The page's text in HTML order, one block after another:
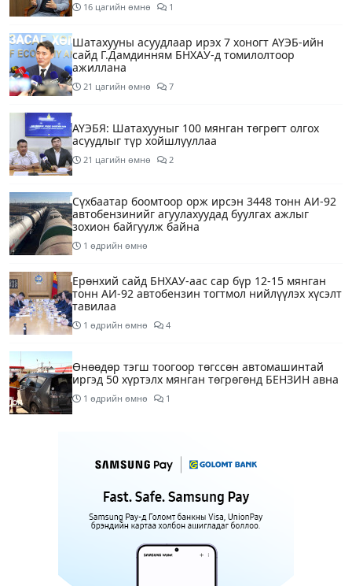
16 цагийн өмнө 1
Шатахууны асуудлаар ирэх 7 хоногт АҮЭБ-ийн
сайд Г.Дамдинням БНХАУ-д томилолтоор
ажиллана
21 цагийн өмнө 7
АҮЭБЯ: Шатахууныг 100 мянган төгрөгт олгох
асуудлыг түр хойшлууллаа
21 цагийн өмнө 2
Сүхбаатар боомтоор орж ирсэн 3448 тонн АИ-92
автобензинийг агуулахуудад буулгах ажлыг
зохион байгуулж байна
1 өдрийн өмнө
Ерөнхий сайд БНХАУ-аас сар бүр 12-15 мянган
тонн АИ-92 автобензин тогтмол нийлүүлэх хүсэлт
тавилаа
1 өдрийн өмнө 4
Өнөөдөр тэгш тоогоор төгссөн автомашинтай
иргэд 50 хүртэлх мянган төгрөгөнд БЕНЗИН авна
1 өдрийн өмнө 1
Өнөөдөр” Аавуудын баяр”-ын өдөр
1 өдрийн өмнө
Улаанбаатарт 31 хэм дулаан байна
1 өдрийн өмнө